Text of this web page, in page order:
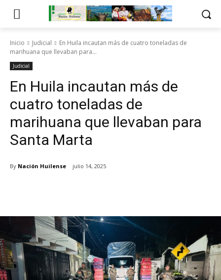
Inicio Judicial
En Huila incautan más de cuatro toneladas de
marihuana que llevaban para...
Judicial
En Huila incautan más de
cuatro toneladas de
marihuana que llevaban para
Santa Marta
By Nación Huilense julio 14, 2025